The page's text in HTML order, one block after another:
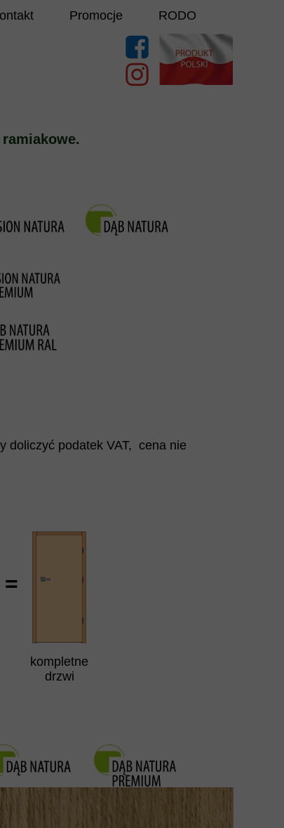
Promocje RODO
kompletne
drzwi
=
doliczyć podatek VAT, cena nie